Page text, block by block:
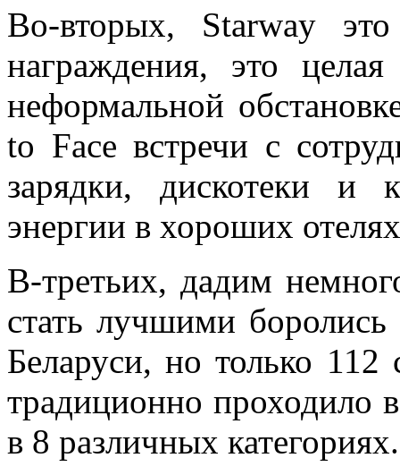
Во-вторых, Starway
награждения, это
неформальной
to Face встречи с
зарядки, дискотеки и
энергии в хороших
В-третьих, дадим
стать лучшими
Беларуси, но только 112
традиционно проходило
в 8 различных категориях.